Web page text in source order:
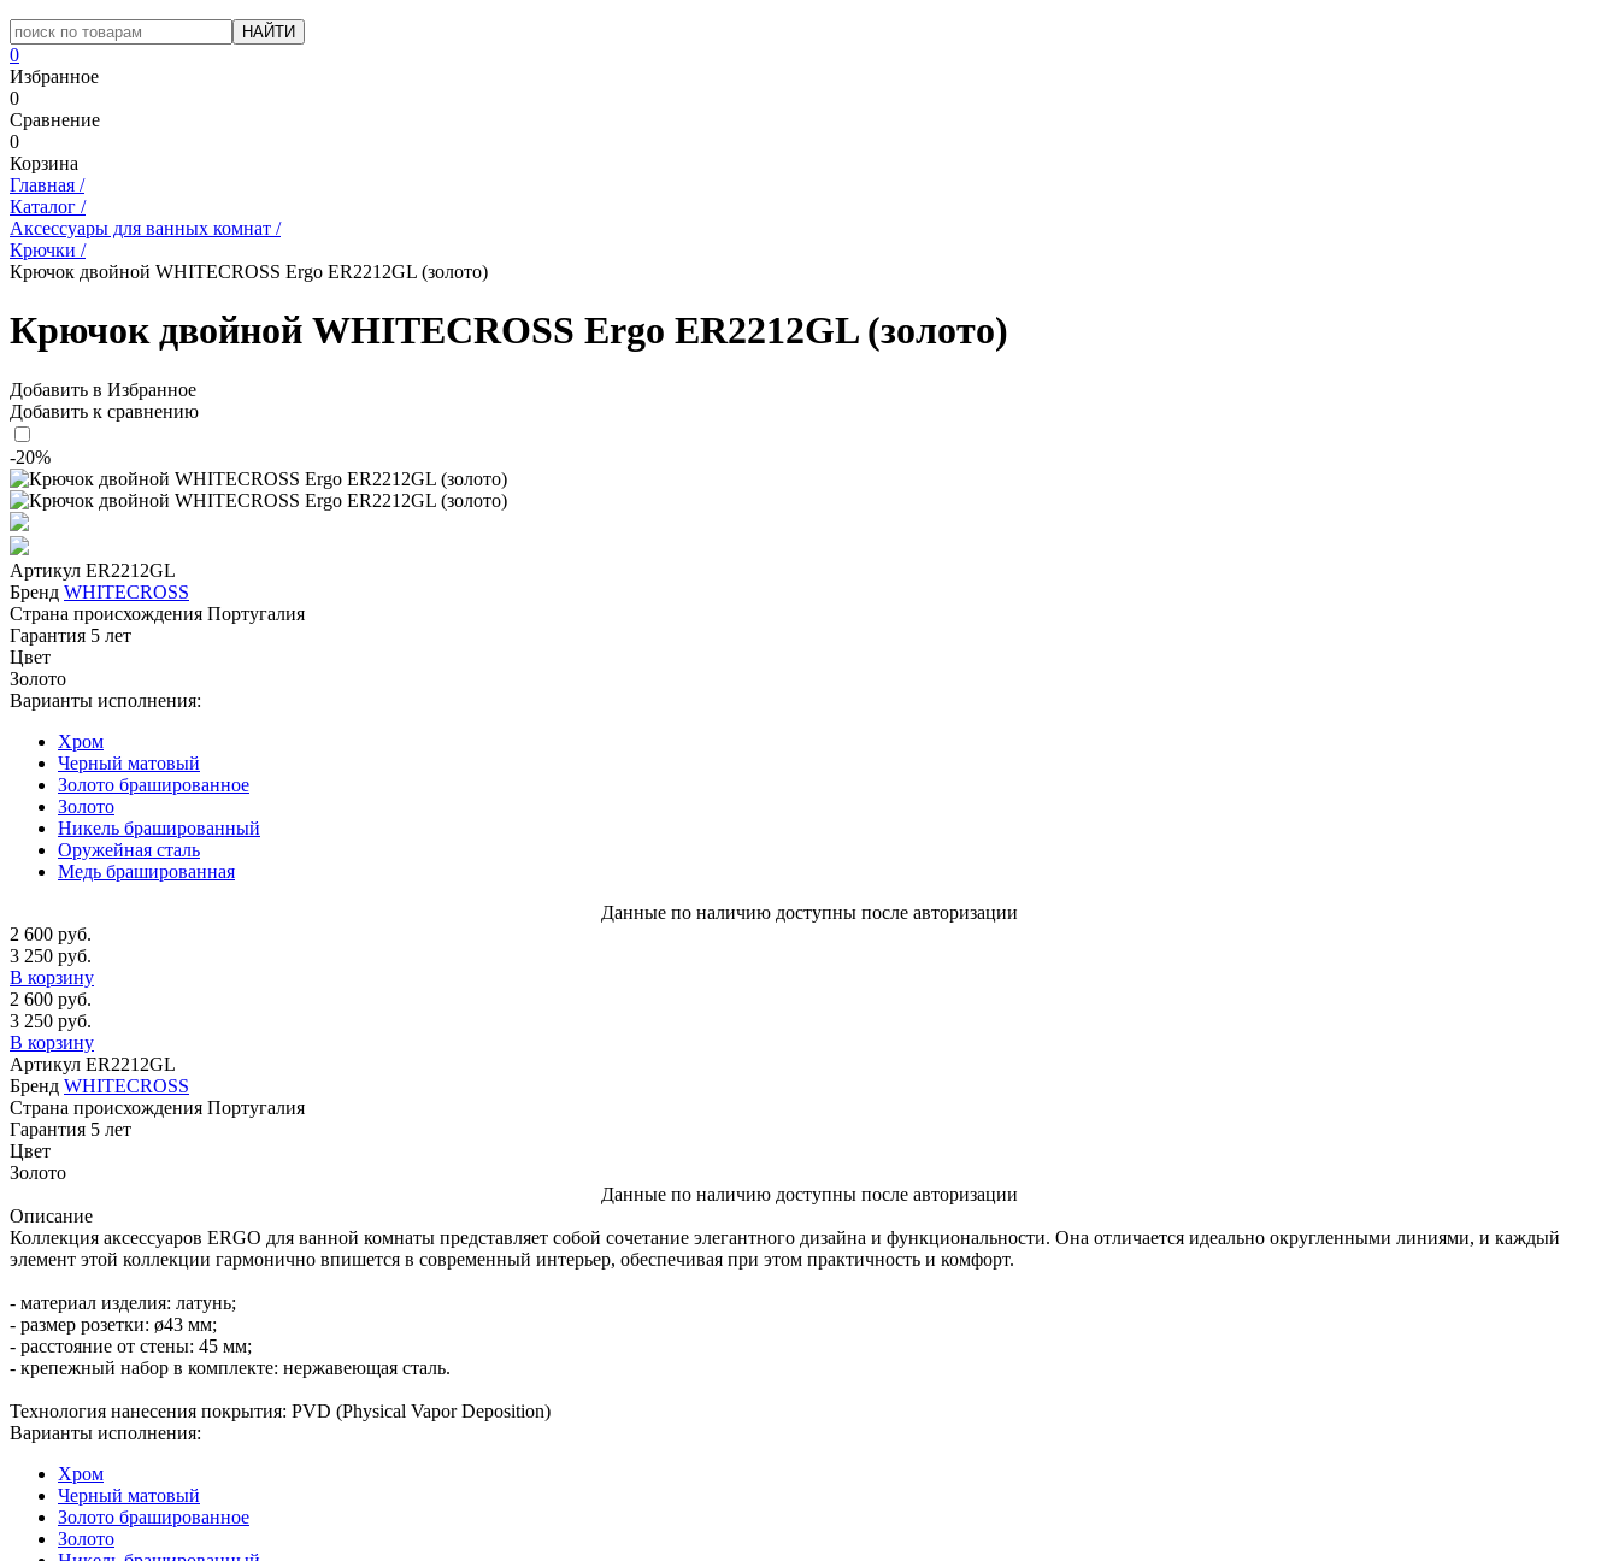
0
Избранное
0
Сравнение
0
Корзина
Главная /
Каталог /
Аксессуары для ванных комнат /
Крючки /
Крючок двойной WHITECROSS Ergo ER2212GL (золото)
Крючок двойной WHITECROSS Ergo ER2212GL (золото)
Добавить в Избранное
Добавить к сравнению
-20%
Артикул ER2212GL
Бренд WHITECROSS
Страна происхождения Португалия
Гарантия 5 лет
Цвет
Золото
Варианты исполнения:
Хром
Черный матовый
Золото брашированное
Золото
Никель брашированный
Оружейная сталь
Медь брашированная
Данные по наличию доступны после авторизации
2 600 руб.
3 250 руб.
В корзину
2 600 руб.
3 250 руб.
В корзину
Артикул ER2212GL
Бренд WHITECROSS
Страна происхождения Португалия
Гарантия 5 лет
Цвет
Золото
Данные по наличию доступны после авторизации
Описание
Коллекция аксессуаров ERGO для ванной комнаты представляет собой сочетание элегантного дизайна и функциональности. Она отличается идеально округленными линиями, и каждый
элемент этой коллекции гармонично впишется в современный интерьер, обеспечивая при этом практичность и комфорт.
- материал изделия: латунь;
- размер розетки: ø43 мм;
- расстояние от стены: 45 мм;
- крепежный набор в комплекте: нержавеющая сталь.
Технология нанесения покрытия: PVD (Physical Vapor Deposition)
Варианты исполнения:
Хром
Черный матовый
Золото брашированное
Золото